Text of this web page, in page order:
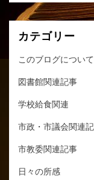
カテゴリー
このブログについて
図書館関連記事
学校給食関連
市政・市議会関連
市教委関連記事
日々の所感